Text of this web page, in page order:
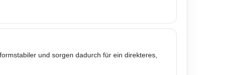
und sorgen dadurch für ein direkteres,